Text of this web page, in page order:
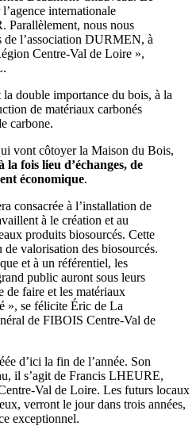
internationale
Parallèlement, nous nous
de l’association DURMEN, à
Centre-Val de Loire »,
double importance du bois, à la
de matériaux carbonés
carbone.
vont côtoyer la Maison du Bois,
fois lieu d’échanges, de
économique.
consacrée à l’installation de
à le création et au
produits biosourcés. Cette
de valorisation des biosourcés.
et à un référentiel, les
public auront sous leurs
de faire et les matériaux
», se félicite Éric de La
de FIBOIS Centre-Val de
d’ici la fin de l’année. Son
il s’agit de Francis LHEURE,
Val de Loire. Les futurs locaux
verront le jour dans trois années,
exceptionnel.